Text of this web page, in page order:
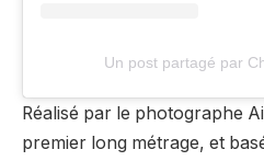
Un post partagé par
Réalisé par le photographe
premier long métrage, et